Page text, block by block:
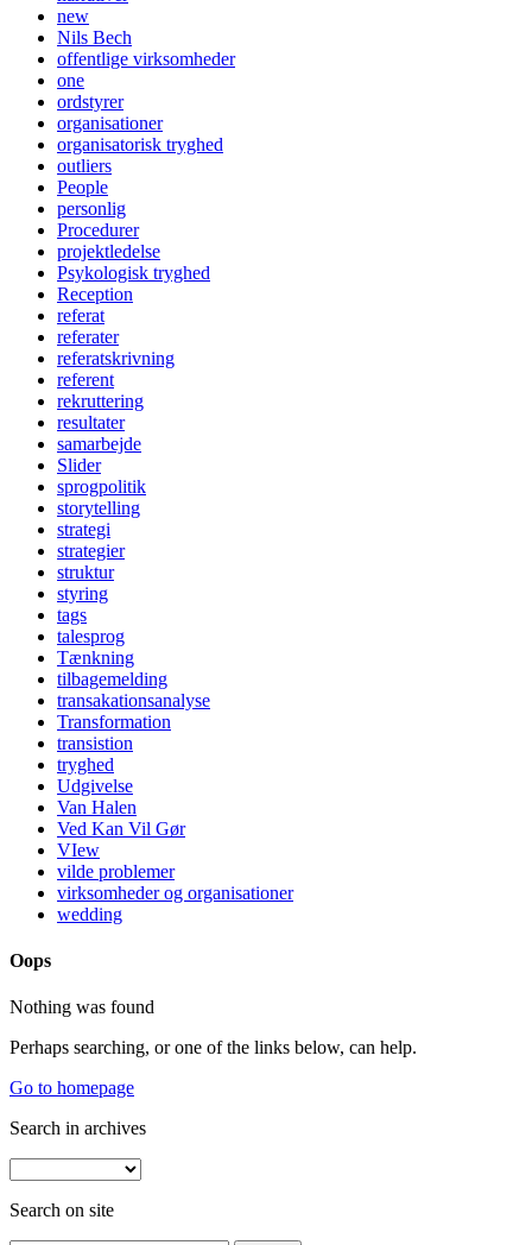
new
Nils Bech
offentlige virksomheder
one
ordstyrer
organisationer
organisatorisk tryghed
outliers
People
personlig
Procedurer
projektledelse
Psykologisk tryghed
Reception
referat
referater
referatskrivning
referent
rekruttering
resultater
samarbejde
Slider
sprogpolitik
storytelling
strategi
strategier
struktur
styring
tags
talesprog
Tænkning
tilbagemelding
transakationsanalyse
Transformation
transistion
tryghed
Udgivelse
Van Halen
Ved Kan Vil Gør
VIew
vilde problemer
virksomheder og organisationer
wedding
Oops
Nothing was found
Perhaps searching, or one of the links below, can help.
Go to homepage
Search in archives
Search on site